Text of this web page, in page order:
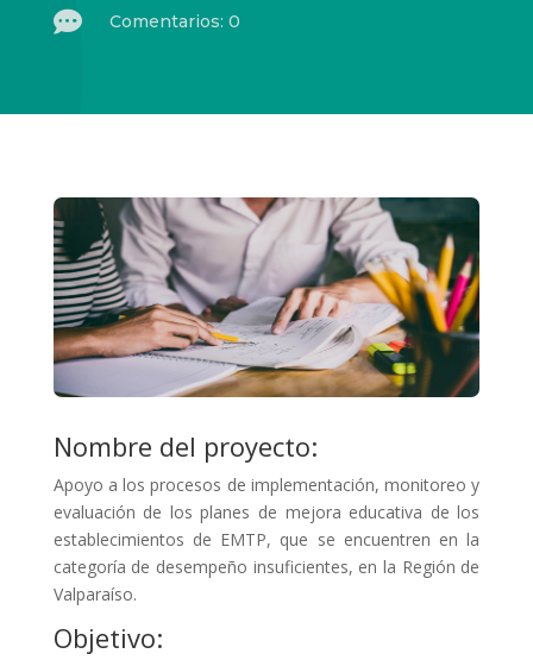
 Comentarios: 0
Nombre del proyecto:
Apoyo a los procesos de implementación, monitoreo y
evaluación de los planes de mejora educativa de los
establecimientos de EMTP, que se encuentren en la
categoría de desempeño insuficientes, en la Región de
Valparaíso.
Objetivo: